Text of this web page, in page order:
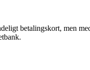
betalingskort, men